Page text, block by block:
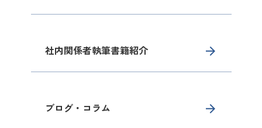
社内関係者執筆書籍紹介
ブログ・コラム